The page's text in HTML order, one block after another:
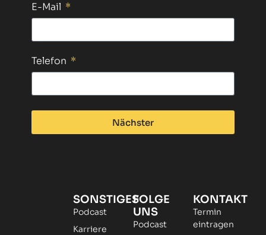
E-Mail
Telefon
Nächster
SONSTIGES
Podcast
Karriere
KONTAKT
Termin
eintragen
FOLGE
UNS
Podcast